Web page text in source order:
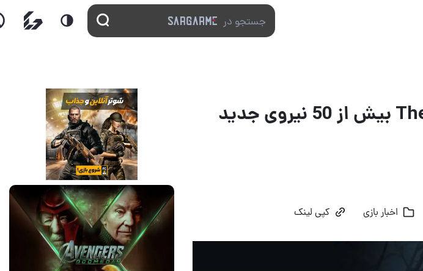
استودیو سازنده The Witcher 4 بیش از 50 نیروی جدید
اخبار بازی کپی لینک
13 مرداد 1405